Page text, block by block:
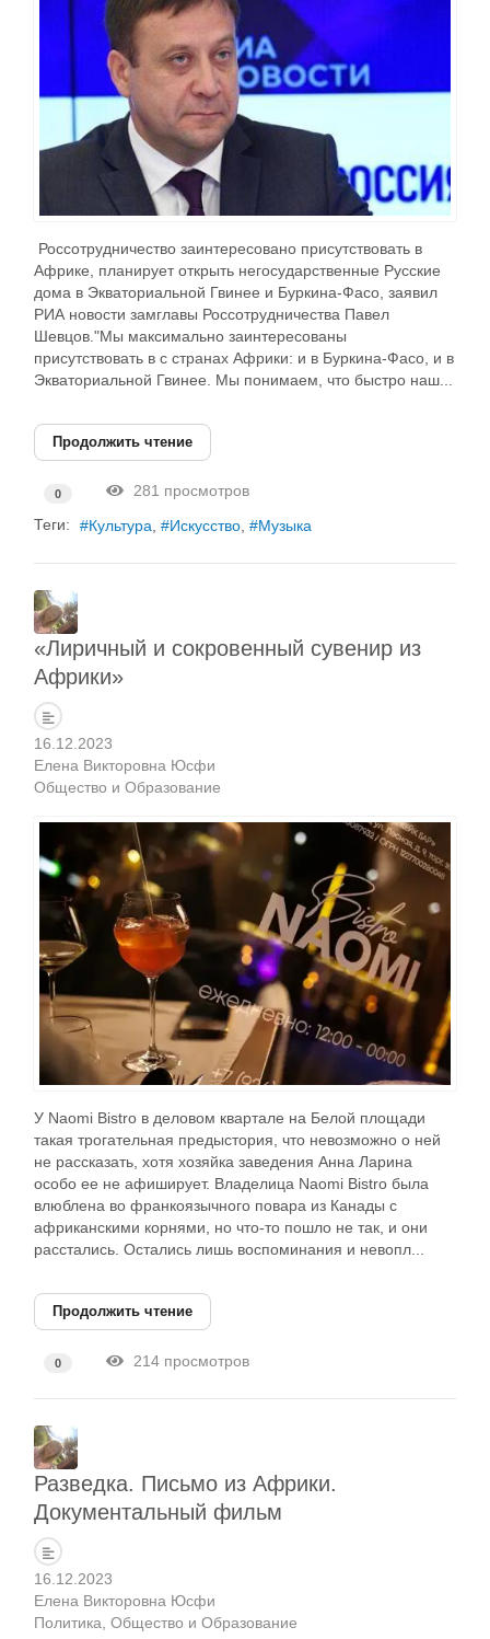
Россотрудничество заинтересовано присутствовать в
Африке, планирует открыть негосударственные Русские
дома в Экваториальной Гвинее и Буркина-Фасо, заявил
РИА новости замглавы Россотрудничества Павел
Шевцов."Мы максимально заинтересованы
присутствовать в с странах Африки: и в Буркина-Фасо, и в
Экваториальной Гвинее. Мы понимаем, что быстро наш...
Продолжить чтение
0
281 просмотров
Теги:
Культура Искусство Музыка
«Лиричный и сокровенный сувенир из
Африки»
16.12.2023
Елена Викторовна Юсфи
Общество и Образование
У Naomi Bistro в деловом квартале на Белой площади
такая трогательная предыстория, что невозможно о ней
не рассказать, хотя хозяйка заведения Анна Ларина
особо ее не афиширует. Владелица Naomi Bistro была
влюблена во франкоязычного повара из Канады с
африканскими корнями, но что-то пошло не так, и они
расстались. Остались лишь воспоминания и невопл...
Продолжить чтение
0 214 просмотров
Разведка. Письмо из Африки.
Документальный фильм
16.12.2023
Елена Викторовна Юсфи
Политика Общество и Образование